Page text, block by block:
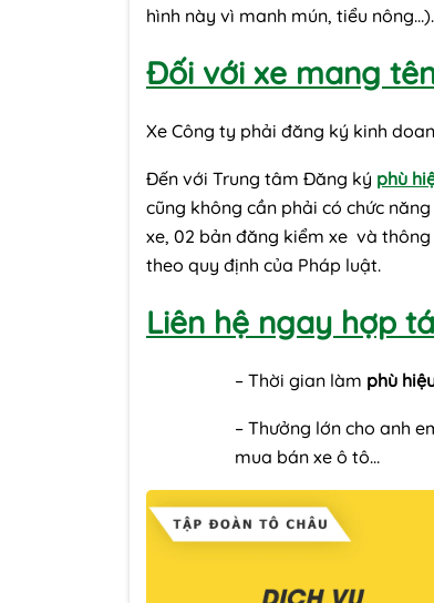
hình này vì manh mún, tiểu nông…).
Đối với xe mang
Xe Công ty phải đăng ký kinh
Đến với Trung tâm Đăng ký phù
cũng không cần phải có chức
xe, 02 bản đăng kiểm xe và
theo quy định của Pháp luật.
Liên hệ ngay hợp
– Thời gian làm phù
– Thưởng lớn cho anh
mua bán xe ô tô…